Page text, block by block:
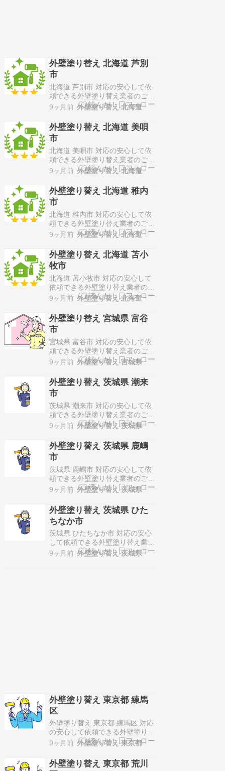
外壁塗り替え 北海道 芦別
市
北海道 芦別市 対応の安心して依
頼できる外壁塗り替え業者のご紹
介！塗り処ハケと手 苫小牧店(株
苫小牧市拓勇東町5丁目10-23優
れた技術力とこだわりの素材を活
かし、常に最高水準の品質を提
供！施工価格は100万円～150万
円代が多く、一級塗…
9ヶ月前 外壁塗り替え 北海道
外壁塗り替え 北海道 美唄
市
北海道 美唄市 対応の安心して依
頼できる外壁塗り替え業者のご紹
介！塗り処ハケと手 苫小牧店(株
苫小牧市拓勇東町5丁目10-23優
れた技術力とこだわりの素材を活
かし、常に最高水準の品質を提
供！施工価格は100万円～150万
円代が多く、一級塗…
9ヶ月前 外壁塗り替え 北海道
外壁塗り替え 北海道 稚内
市
北海道 稚内市 対応の安心して依
頼できる外壁塗り替え業者のご紹
介！塗り処ハケと手 苫小牧店(株
苫小牧市拓勇東町5丁目10-23優
れた技術力とこだわりの素材を活
かし、常に最高水準の品質を提
供！施工価格は100万円～150万
円代が多く、一級塗…
9ヶ月前 外壁塗り替え 北海道
外壁塗り替え 北海道 苫小
牧市
北海道 苫小牧市 対応の安心して
依頼できる外壁塗り替え業者のご
紹介！塗り処ハケと手 苫小牧店
道苫小牧市拓勇東町5丁目10-23
優れた技術力とこだわりの素材を
活かし、常に最高水準の品質を提
供！施工価格は100万円～150万
円代が多く、一級…
9ヶ月前 外壁塗り替え 北海道
外壁塗り替え 宮城県 富谷
市
宮城県 富谷市 対応の安心して依
頼できる外壁塗り替え業者のご紹
介！株式会社レガシーホーム〒
町2-3-23 駒井ビル3Fお客様に満
足して頂く為に月数棟限定施工の
一棟入魂スタイルでサービス展
開！施工価格は100万円～150万
円代が多く、外壁診断士…
9ヶ月前 外壁塗り替え 宮城県
外壁塗り替え 茨城県 潮来
市
茨城県 潮来市 対応の安心して依
頼できる外壁塗り替え業者のご紹
介！塗り処ハケと手茨城南店（シ
茨城県かすみがうら市稲吉南3-9-
15高品質な施工と徹底したアフ
ターケアで、住まいの美しさと安
心を提供！施工価格は100万円～
150万円代が多く、足場…
9ヶ月前 外壁塗り替え 茨城県
外壁塗り替え 茨城県 鹿嶋
市
茨城県 鹿嶋市 対応の安心して依
頼できる外壁塗り替え業者のご紹
介！塗り処ハケと手茨城南店（シ
茨城県かすみがうら市稲吉南3-9-
15高品質な施工と徹底したアフ
ターケアで、住まいの美しさと安
心を提供！施工価格は100万円～
150万円代が多く、足場…
9ヶ月前 外壁塗り替え 茨城県
外壁塗り替え 茨城県 ひた
ちなか市
茨城県 ひたちなか市 対応の安心
して依頼できる外壁塗り替え業者
のご紹介！塗り処ハケと手 茨城
9ヶ月前 外壁塗り替え 茨城県
外壁塗り替え 東京都 練馬
区
外壁塗り替え 東京都 練馬区 対応
の安心して依頼できる外壁塗り替
え業者のご紹介！株式会社遼〒
21-10 オチアイビル 2F・3F関東
エリアにて、自前職人による屋根
9ヶ月前 外壁塗り替え 東京都
外壁塗り替え 東京都 荒川